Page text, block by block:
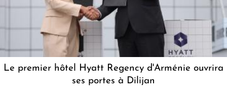
Le premier hôtel Hyatt Regency d'Arménie ouvrira
ses portes à Dilijan